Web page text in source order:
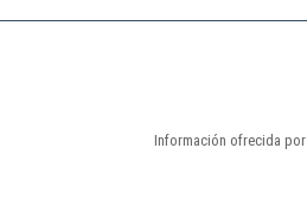
Información ofrecida por